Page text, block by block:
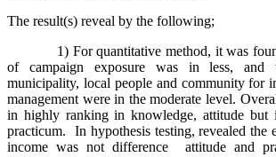
The result(s) reveal by the following;
1) For quantitative method, it was
of campaign exposure was in less, and
municipality, local people and community for
management were in the moderate level.
in highly ranking in knowledge, attitude but
practicum. In hypothesis testing, revealed the
income was not difference attitude and